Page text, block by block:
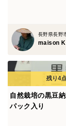
長野県長野
maison
自然栽培の黒豆
パック入り